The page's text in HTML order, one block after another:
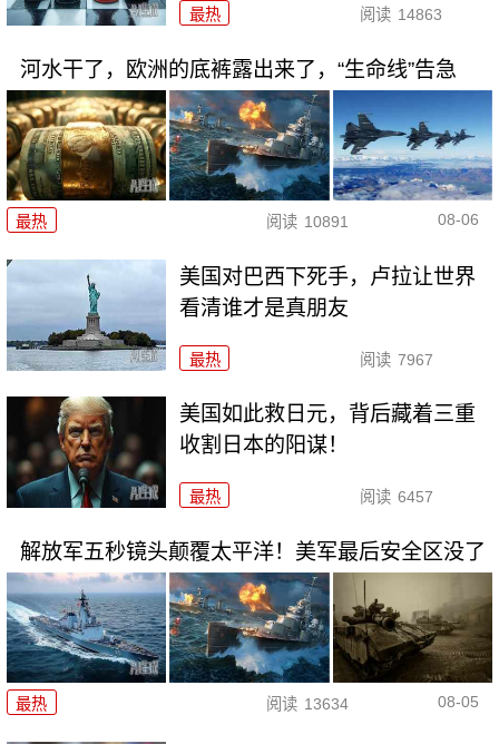
最热 阅读 14863
河水干了，欧洲的底裤露出来了，“生命线”告急
最热 阅读 10891 08-06
美国对巴西下死手，卢拉让世界
看清谁才是真朋友
最热 阅读 7967
美国如此救日元，背后藏着三重
收割日本的阳谋！
最热 阅读 6457
解放军五秒镜头颠覆太平洋！美军最后安全区没了
最热 阅读 13634 08-05